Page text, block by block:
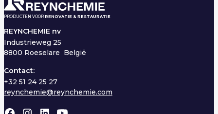
PRODUCTEN VOOR RENOVATIE & RESTAURATIE
REYNCHEMIE nv
Industrieweg 25
8800 Roeselare België
Contact:
+32 51 24 25 27
reynchemie@reynchemie.com